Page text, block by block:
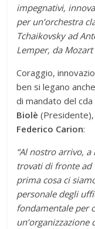
impegnativi,
per un’orchestra
Tchaikovsky ad
Lemper, da
Coraggio,
ben si legano
di mandato del
Biolè(Presidente),
Federico Carion:
“Al nostro arrivo,
trovati di fronte ad
prima cosa ci
personale degli
fondamentale per
un’organizzazione